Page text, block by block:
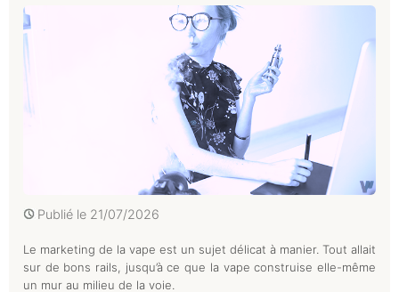
Publié le 21/07/2026
Le marketing de la vape est un sujet délicat à manier. Tout allait
sur de bons rails, jusqu’à ce que la vape construise elle-même
un mur au milieu de la voie.